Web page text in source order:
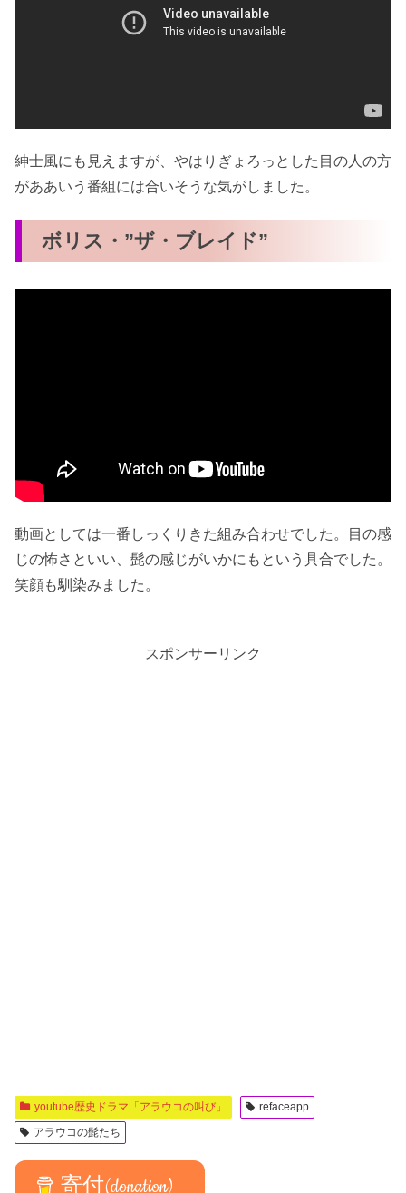
紳士風にも見えますが、やはりぎょろっとした目の人の方
がああいう番組には合いそうな気がしました。
ボリス・”ザ・ブレイド”
動画としては一番しっくりきた組み合わせでした。目の感
じの怖さといい、髭の感じがいかにもという具合でした。
笑顔も馴染みました。
スポンサーリンク
youtube歴史ドラマ「アラウコの叫び」
refaceapp
アラウコの髭たち
寄付(donation)